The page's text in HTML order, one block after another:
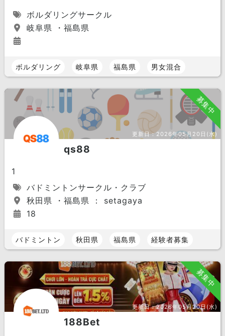
ボルダリングサークル
岐阜県 ・福島県
ボルダリング 岐阜県 福島県 男女混合
募集中
更新日：2026年05月20日(水)
qs88
1
バドミントンサークル・クラブ
秋田県 ・福島県 ： setagaya
18
バドミントン 秋田県 福島県 経験者募集
募集中
更新日：2026年05月20日(水)
188Bet